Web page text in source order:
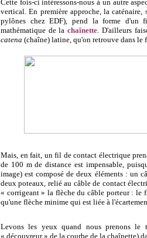
Cette fois-ci intéressons-nous à un autre
vertical. En première approche, la
pylônes chez EDF), pend la forme d'un
mathématique de lachaînette . D'ailleurs
catena (chaîne) latine, qu'on retrouve dans
Mais, en fait, un fil de contact électrique
de 100 m de distance est impensable,
image) est composé de deux éléments : un
deux poteaux, relié au câble de contact
« corrigeant » la flèche du câble porteur : le
qu'une flèche minime qui est liée à
Levons les yeux quand nous prenons
« découvreur » de la courbe de la chaînette)